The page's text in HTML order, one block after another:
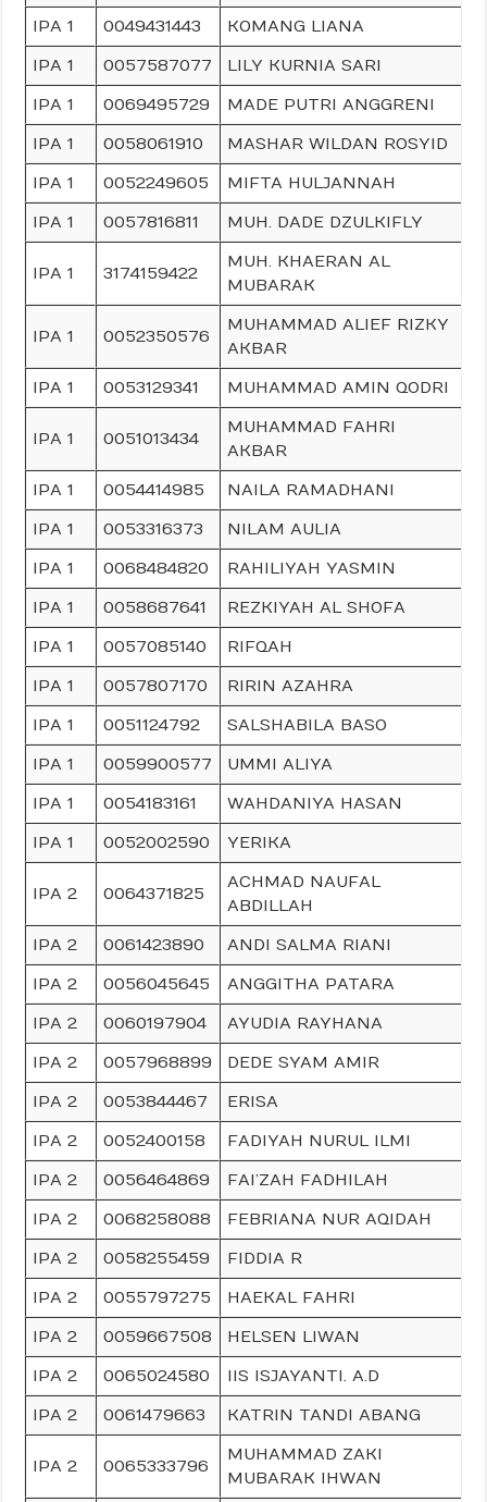
IPA 1
0049431443
KOMANG LIANA
IPA 1
0057587077
LILY KURNIA SARI
IPA 1
0069495729
MADE PUTRI ANGGRENI
IPA 1
0058061910
MASHAR WILDAN ROSYID
IPA 1
0052249605
MIFTA HULJANNAH
IPA 1
0057816811 MUH. DADE DZULKIFLY
IPA 1 3174159422
MUH. KHAERAN AL
MUBARAK
IPA 1 0052350576
MUHAMMAD ALIEF RIZKY
AKBAR
IPA 1
0053129341 MUHAMMAD AMIN QODRI
IPA 1 0051013434
MUHAMMAD FAHRI
AKBAR
IPA 1
0054414985
NAILA RAMADHANI
IPA 1
0053316373
NILAM AULIA
IPA 1
0068484820
RAHILIYAH YASMIN
IPA 1
0058687641
REZKIYAH AL SHOFA
IPA 1
0057085140
RIFQAH
IPA 1
0057807170
RIRIN AZAHRA
IPA 1
0051124792
SALSHABILA BASO
IPA 1
0059900577
UMMI ALIYA
IPA 1
0054183161
WAHDANIYA HASAN
IPA 1
0052002590 YERIKA
IPA 2 0064371825
ACHMAD NAUFAL
ABDILLAH
IPA 2
0061423890
ANDI SALMA RIANI
IPA 2
0056045645
ANGGITHA PATARA
IPA 2
0060197904
AYUDIA RAYHANA
IPA 2
0057968899
DEDE SYAM AMIR
IPA 2
0053844467
ERISA
IPA 2
0052400158
FADIYAH NURUL ILMI
IPA 2
0056464869
FAI’ZAH FADHILAH
IPA 2
0068258088
FEBRIANA NUR AQIDAH
IPA 2
0058255459
FIDDIA R
IPA 2
0055797275
HAEKAL FAHRI
IPA 2
0059667508
HELSEN LIWAN
IPA 2
0065024580
IIS ISJAYANTI. A.D
IPA 2
0061479663 KATRIN TANDI ABANG
IPA 2 0065333796
MUHAMMAD ZAKI
MUBARAK IHWAN